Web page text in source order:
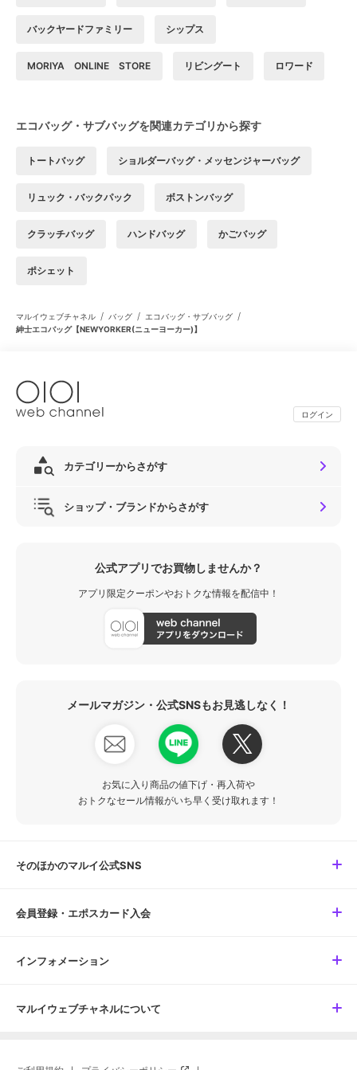
バックヤードファミリー シップス
MORIYA ONLINE STORE リビングート ロワード
エコバッグ・サブバッグを関連カテゴリから探す
トートバッグ ショルダーバッグ・メッセンジャーバッグ
リュック・バックパック ボストンバッグ
クラッチバッグ ハンドバッグ かごバッグ
ポシェット
マルイウェブチャネル / バッグ / エコバッグ・サブバッグ /
紳士エコバッグ【NEWYORKER(ニューヨーカー)】
ログイン
カテゴリーからさがす
ショップ・ブランドからさがす
公式アプリでお買物しませんか？
アプリ限定クーポンやおトクな情報を配信中！
メールマガジン・公式SNSもお見逃しなく！
お気に入り商品の値下げ・再入荷や
おトクなセール情報がいち早く受け取れます！
そのほかのマルイ公式SNS
会員登録・エポスカード入会
インフォメーション
マルイウェブチャネルについて